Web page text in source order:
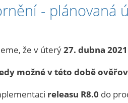
- plánovaná
že v úterý27. dubna
možné v této době
releasu R8.0 do